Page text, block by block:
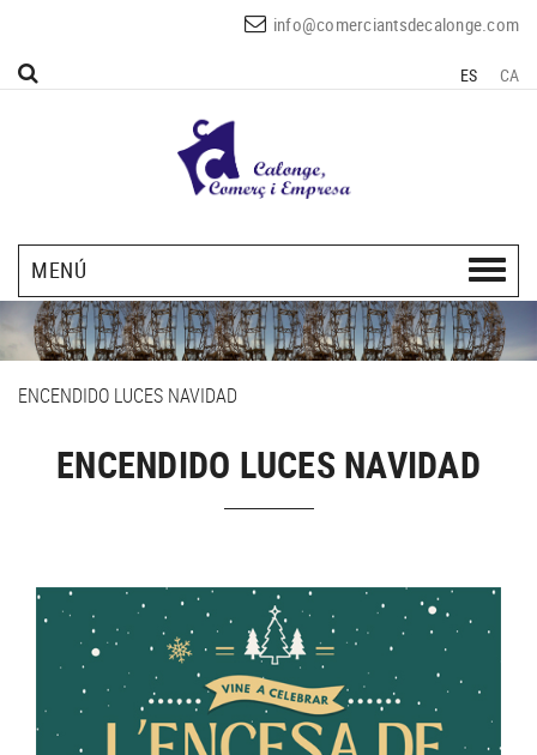
info@comerciantsdecalonge.com
ES CA
MENÚ
ENCENDIDO LUCES NAVIDAD
ENCENDIDO LUCES NAVIDAD